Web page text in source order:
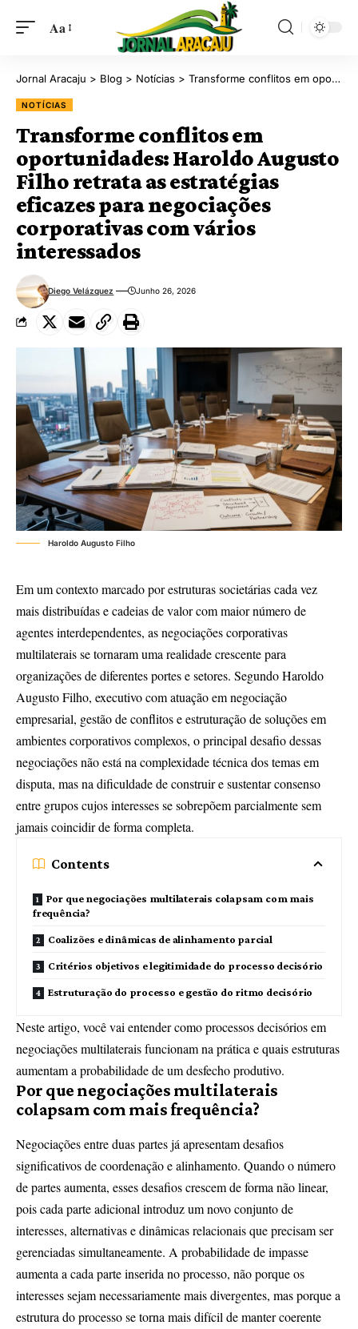
Aa
Jornal Aracaju > Blog > Notícias > Transforme conflitos em oportunidades: Haroldo Augusto Filho retrata as estratégias eficazes para negociações corporativas com vários interessados
NOTÍCIAS
Transforme conflitos em
oportunidades: Haroldo Augusto
Filho retrata as estratégias
eficazes para negociações
corporativas com vários
interessados
Diego Velázquez Junho 26, 2026
Haroldo Augusto Filho
Em um contexto marcado por estruturas societárias cada vez
mais distribuídas e cadeias de valor com maior número de
agentes interdependentes, as negociações corporativas
multilaterais se tornaram uma realidade crescente para
organizações de diferentes portes e setores. Segundo Haroldo
Augusto Filho, executivo com atuação em negociação
empresarial, gestão de conflitos e estruturação de soluções em
ambientes corporativos complexos, o principal desafio dessas
negociações não está na complexidade técnica dos temas em
disputa, mas na dificuldade de construir e sustentar consenso
entre grupos cujos interesses se sobrepõem parcialmente sem
jamais coincidir de forma completa.
Contents
Por que negociações multilaterais colapsam com mais
frequência?
Coalizões e dinâmicas de alinhamento parcial
Critérios objetivos e legitimidade do processo decisório
Estruturação do processo e gestão do ritmo decisório
Neste artigo, você vai entender como processos decisórios em
negociações multilaterais funcionam na prática e quais estruturas
aumentam a probabilidade de um desfecho produtivo.
Por que negociações multilaterais
colapsam com mais frequência?
Negociações entre duas partes já apresentam desafios
significativos de coordenação e alinhamento. Quando o número
de partes aumenta, esses desafios crescem de forma não linear,
pois cada parte adicional introduz um novo conjunto de
interesses, alternativas e dinâmicas relacionais que precisam ser
gerenciadas simultaneamente. A probabilidade de impasse
aumenta a cada parte inserida no processo, não porque os
interesses sejam necessariamente mais divergentes, mas porque a
estrutura do processo se torna mais difícil de manter coerente